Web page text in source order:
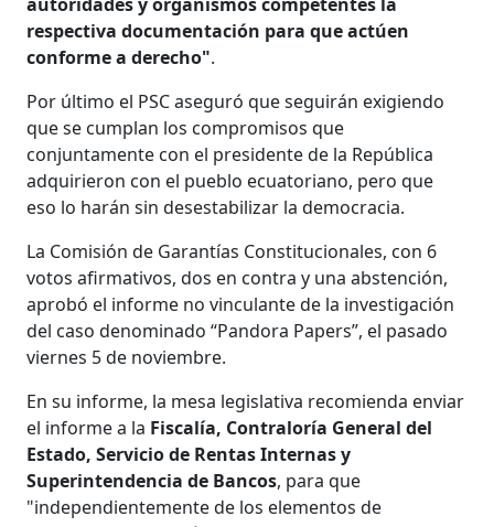
respectiva documentación para que actúen
conforme a derecho".
Por último el PSC aseguró que seguirán exigiendo
que se cumplan los compromisos que
conjuntamente con el presidente de la República
adquirieron con el pueblo ecuatoriano, pero que
eso lo harán sin desestabilizar la democracia.
La Comisión de Garantías Constitucionales, con 6
votos afirmativos, dos en contra y una abstención,
aprobó el informe no vinculante de la investigación
del caso denominado “Pandora Papers”, el pasado
viernes 5 de noviembre.
En su informe, la mesa legislativa recomienda enviar
el informe a la Fiscalía, Contraloría General del
Estado, Servicio de Rentas Internas y
Superintendencia de Bancos, para que
"independientemente de los elementos de